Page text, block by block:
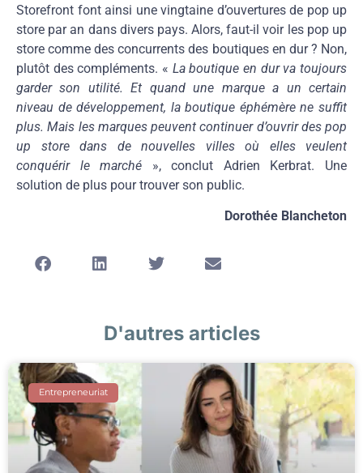
Storefront font ainsi une vingtaine d’ouvertures de pop up
store par an dans divers pays.Alors, faut-il voir les pop up
store comme des concurrents des boutiques en dur ? Non,
plutôt des compléments. « La boutique en dur va toujours
garder son utilité. Et quand une marque a un certain
niveau de développement, la boutique éphémère ne suffit
plus. Mais les marques peuvent continuer d’ouvrir des pop
up store dans de nouvelles villes où elles veulent
conquérir le marché », conclut Adrien Kerbrat. Une
solution de plus pour trouver son public.
Dorothée Blancheton
D'autres articles
Entrepreneuriat